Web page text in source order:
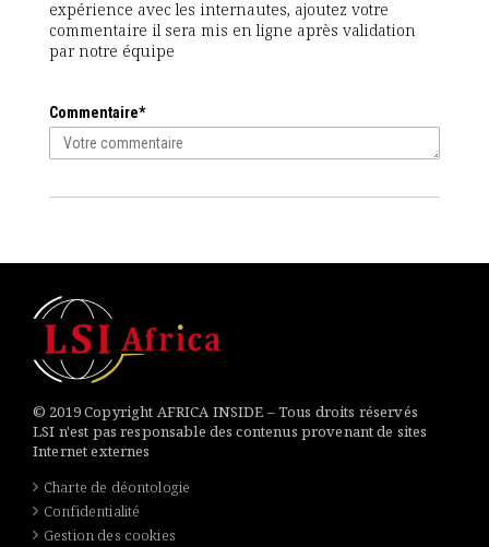
expérience avec les internautes, ajoutez votre
commentaire il sera mis en ligne après validation
par notre équipe
Commentaire*
© 2019 Copyright AFRICA INSIDE – Tous droits réservés
LSI n'est pas responsable des contenus provenant de sites
Internet externes
Charte de déontologie
Confidentialité
Gestion des cookies